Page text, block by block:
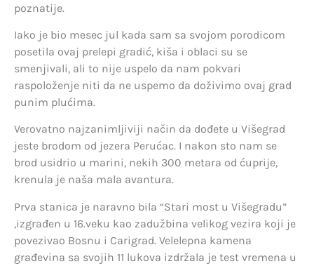
poznatije.
Iako je bio mesec jul kada sam sa svojom porodicom
posetila ovaj prelepi gradić, kiša i oblaci su se
smenjivali, ali to nije uspelo da nam pokvari
raspoloženje niti da ne uspemo da doživimo ovaj grad
punim plućima.
Verovatno najzanimljiviji način da dođete u Višegrad
jeste brodom od jezera Perućac. I nakon sto nam se
brod usidrio u marini, nekih 300 metara od ćuprije,
krenula je naša mala avantura.
Prva stanica je naravno bila “Stari most u Višegradu”
,izgrađen u 16.veku kao zadužbina velikog vezira koji je
povezivao Bosnu i Carigrad. Velelepna kamena
građevina sa svojih 11 lukova izdržala je test vremena u